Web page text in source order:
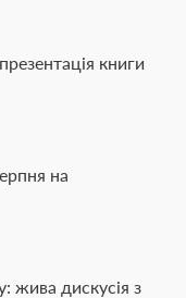
книги
на
жива дискусія з